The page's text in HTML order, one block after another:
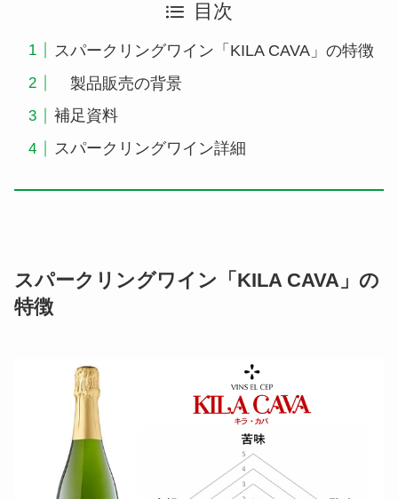
目次
スパークリングワイン「KILA CAVA」の特徴
製品販売の背景
補足資料
スパークリングワイン詳細
スパークリングワイン「KILA CAVA」の
特徴